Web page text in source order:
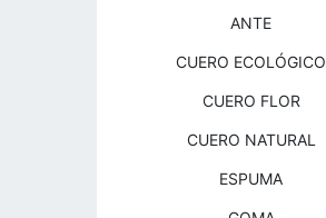
ANTE
CUERO ECOLÓGICO
CUERO FLOR
CUERO NATURAL
ESPUMA